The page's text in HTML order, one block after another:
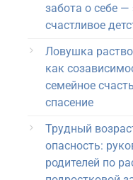
забота о себе
счастливое
Ловушка
как
семейное
спасение
Трудный
опасность:
родителей по